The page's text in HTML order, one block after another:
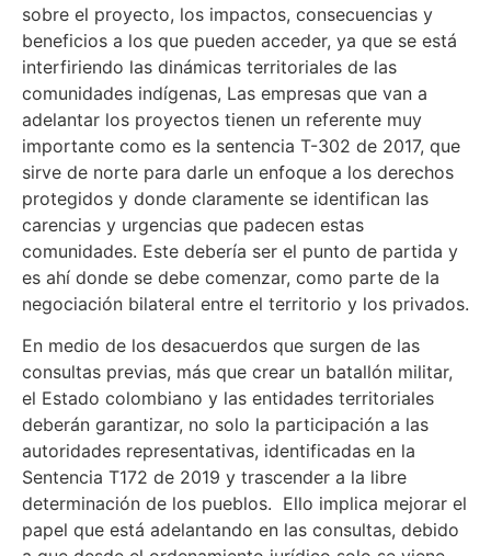
sobre el proyecto, los impactos, consecuencias y
beneficios a los que pueden acceder, ya que se está
interfiriendo las dinámicas territoriales de las
comunidades indígenas, Las empresas que van a
adelantar los proyectos tienen un referente muy
importante como es la sentencia T-302 de 2017, que
sirve de norte para darle un enfoque a los derechos
protegidos y donde claramente se identifican las
carencias y urgencias que padecen estas
comunidades. Este debería ser el punto de partida y
es ahí donde se debe comenzar, como parte de la
negociación bilateral entre el territorio y los privados.
En medio de los desacuerdos que surgen de las
consultas previas, más que crear un batallón militar,
el Estado colombiano y las entidades territoriales
deberán garantizar, no solo la participación a las
autoridades representativas, identificadas en la
Sentencia T172 de 2019 y trascender a la libre
determinación de los pueblos. Ello implica mejorar el
papel que está adelantando en las consultas, debido